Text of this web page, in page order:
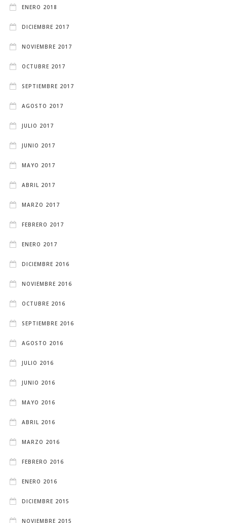
ENERO 2018
DICIEMBRE 2017
NOVIEMBRE 2017
OCTUBRE 2017
SEPTIEMBRE 2017
AGOSTO 2017
JULIO 2017
JUNIO 2017
MAYO 2017
ABRIL 2017
MARZO 2017
FEBRERO 2017
ENERO 2017
DICIEMBRE 2016
NOVIEMBRE 2016
OCTUBRE 2016
SEPTIEMBRE 2016
AGOSTO 2016
JULIO 2016
JUNIO 2016
MAYO 2016
ABRIL 2016
MARZO 2016
FEBRERO 2016
ENERO 2016
DICIEMBRE 2015
NOVIEMBRE 2015